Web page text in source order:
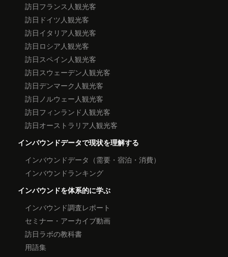
訪日フランス人観光客
訪日ドイツ人観光客
訪日イタリア人観光客
訪日ロシア人観光客
訪日スペイン人観光客
訪日スウェーデン人観光客
訪日デンマーク人観光客
訪日ノルウェー人観光客
訪日フィンランド人観光客
訪日オーストラリア人観光客
インバウンドデータで現状を理解する
インバウンドデータ（需要・宿泊・消費）
インバウンドランキング
インバウンドを体系的に学ぶ
インバウンド調査レポート
セミナー・アーカイブ動画
訪日ラボの教科書
用語集